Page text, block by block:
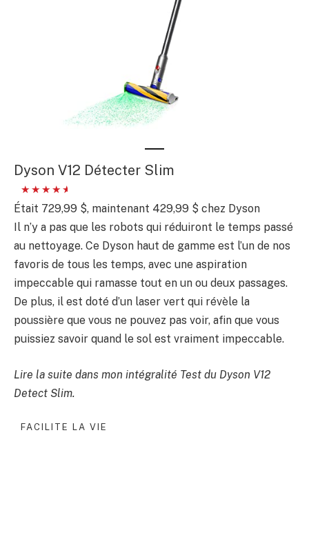
Dyson V12 Détecter Slim
Était 729,99 $, maintenant 429,99 $ chez Dyson
Il n’y a pas que les robots qui réduiront le temps passé
au nettoyage. Ce Dyson haut de gamme est l’un de nos
favoris de tous les temps, avec une aspiration
impeccable qui ramasse tout en un ou deux passages.
De plus, il est doté d’un laser vert qui révèle la
poussière que vous ne pouvez pas voir, afin que vous
puissiez savoir quand le sol est vraiment impeccable.
Lire la suite dans mon intégralité Test du Dyson V12
Detect Slim.
FACILITE LA VIE